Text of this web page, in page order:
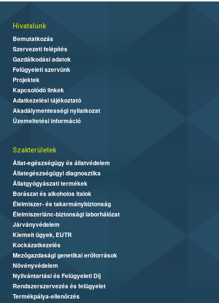
Hivatalunk
Bemutatkozás
Szervezeti felépítés
Gazdálkodási adatok
Felügyeleti szervünk
Projektek
Kapcsolódó linkek
Adatkezelési tájékoztató
Akadálymentességi nyilatkozat
Üzemeltetési információ
Szakterületek
Állat-egészségügy és állatvédelem
Állategészségügyi diagnosztika
Állatgyógyászati termékek
Borászat és alkoholos italok
Élelmiszer- és takarmánybiztonság
Élelmiszerlánc-biztonsági laborhálózat
Járványvédelem
Kiemelt ügyek, EUTR
Kockázatkezelés
Mezőgazdasági genetikai erőforrások
Növényvédelem
Nyilvántartási és Felügyeleti Díj
Rendszerszervezés és felügyelet
Termékpálya-ellenőrzés